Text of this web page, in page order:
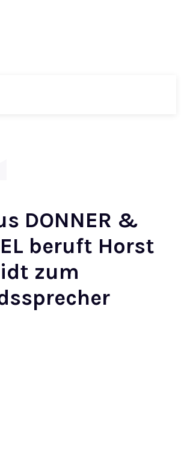
DONNER &
beruft Horst
zum